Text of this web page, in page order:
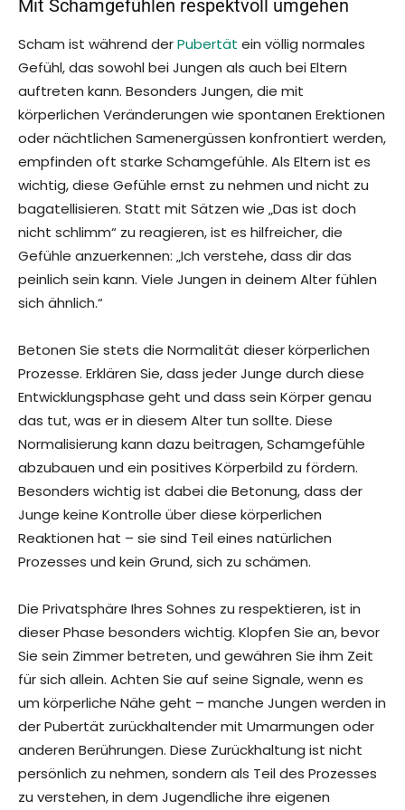
Mit Schamgefühlen respektvoll umgehen
Scham ist während derPubertät ein völlig normales
Gefühl, das sowohl bei Jungen als auch bei Eltern
auftreten kann. Besonders Jungen, die mit
körperlichen Veränderungen wie spontanen Erektionen
oder nächtlichen Samenergüssen konfrontiert werden,
empfinden oft starke Schamgefühle. Als Eltern ist es
wichtig, diese Gefühle ernst zu nehmen und nicht zu
bagatellisieren. Statt mit Sätzen wie „Das ist doch
nicht schlimm“ zu reagieren, ist es hilfreicher, die
Gefühle anzuerkennen: „Ich verstehe, dass dir das
peinlich sein kann. Viele Jungen in deinem Alter fühlen
sich ähnlich.“
Betonen Sie stets die Normalität dieser körperlichen
Prozesse. Erklären Sie, dass jeder Junge durch diese
Entwicklungsphase geht und dass sein Körper genau
das tut, was er in diesem Alter tun sollte. Diese
Normalisierung kann dazu beitragen, Schamgefühle
abzubauen und ein positives Körperbild zu fördern.
Besonders wichtig ist dabei die Betonung, dass der
Junge keine Kontrolle über diese körperlichen
Reaktionen hat – sie sind Teil eines natürlichen
Prozesses und kein Grund, sich zu schämen.
Die Privatsphäre Ihres Sohnes zu respektieren, ist in
dieser Phase besonders wichtig. Klopfen Sie an, bevor
Sie sein Zimmer betreten, und gewähren Sie ihm Zeit
für sich allein. Achten Sie auf seine Signale, wenn es
um körperliche Nähe geht – manche Jungen werden in
der Pubertät zurückhaltender mit Umarmungen oder
anderen Berührungen. Diese Zurückhaltung ist nicht
persönlich zu nehmen, sondern als Teil des Prozesses
zu verstehen, in dem Jugendliche ihre eigenen